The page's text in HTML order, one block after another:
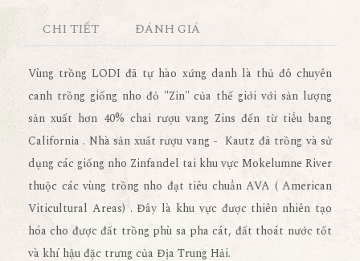
CHI TIẾT ĐÁNH GIÁ
Vùng trồng LODI đã tự hào xứng danh là thủ đô chuyên
canh trồng giống nho đỏ "Zin" của thế giới với sản lượng
sản xuất hơn 40% chai rượu vang Zins đến từ tiểu bang
California . Nhà sản xuất rượu vang - Kautz đã trồng và sử
dụng các giống nho Zinfandel tai khu vực Mokelumne River
thuộc các vùng trồng nho đạt tiêu chuẩn AVA ( American
Viticultural Areas) . Đây là khu vực được thiên nhiên tạo
hóa cho được đất trồng phù sa pha cát, đất thoát nước tốt
và khí hậu đặc trưng của Địa Trung Hải.